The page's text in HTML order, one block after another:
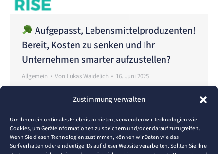
Zustimmung verwalten
Um Ihnen ein optimales Erlebnis zu bieten, verwenden wir Technologien wie
Cookies, um Geräteinformationen zu speichern und/oder darauf zuzugreifen.
Wenn Sie diesen Technologien zustimmen, können wir Daten wie das
Surfverhalten oder eindeutige IDs auf dieser Website verarbeiten. Sollten Sie Ihre
Aufgepasst, Lebensmittelproduzenten!
Bereit, Kosten zu senken und Ihr
Unternehmen smarter aufzustellen?
Allgemein Von Lukas Waidelich 16. Juni 2025
mehr aus, nur hochwertige Produkte zu liefern.
Wettbewerbsfähig bleibt nur, wer gleichzeitig
Energie spart, Ressourcen effizient nutzt und
digitale Lösungen gezielt einsetzt. Genau hier setzt